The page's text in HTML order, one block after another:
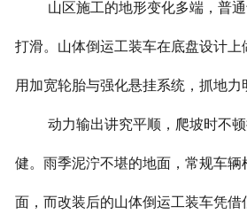
山区施工的地形变化多端，普
打滑。山体倒运工装车在底盘设计上
用加宽轮胎与强化悬挂系统，抓地力
动力输出讲究平顺，爬坡时不
健。雨季泥泞不堪的地面，常规车辆
面，而改装后的山体倒运工装车凭借